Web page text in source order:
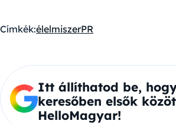
Címkék:élelmiszerPR
Itt állíthatod be,
keresőben elsők
HelloMagyar!